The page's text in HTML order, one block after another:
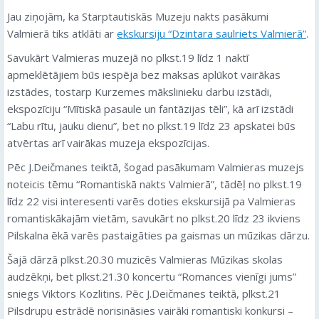
Jau ziņojām, ka Starptautiskās Muzeju nakts pasākumi
Valmierā tiks atklāti ar ekskursiju “Dzintara saulriets Valmierā”.
Savukārt Valmieras muzejā no plkst.19 līdz 1 naktī
apmeklētājiem būs iespēja bez maksas aplūkot vairākas
izstādes, tostarp Kurzemes mākslinieku darbu izstādi,
ekspozīciju “Mītiskā pasaule un fantāzijas tēli”, kā arī izstādi
“Labu rītu, jauku dienu”, bet no plkst.19 līdz 23 apskatei būs
atvērtas arī vairākas muzeja ekspozīcijas.
Pēc J.Deičmanes teiktā, šogad pasākumam Valmieras muzejs
noteicis tēmu “Romantiskā nakts Valmierā”, tādēļ no plkst.19
līdz 22 visi interesenti varēs doties ekskursijā pa Valmieras
romantiskākajām vietām, savukārt no plkst.20 līdz 23 ikviens
Pilskalna ēkā varēs pastaigāties pa gaismas un mūzikas dārzu.
Šajā dārzā plkst.20.30 muzicēs Valmieras Mūzikas skolas
audzēkņi, bet plkst.21.30 koncertu “Romances vienīgi jums”
sniegs Viktors Kozlitins. Pēc J.Deičmanes teiktā, plkst.21
Pilsdrupu estrādē norisināsies vairāki romantiski konkursi –